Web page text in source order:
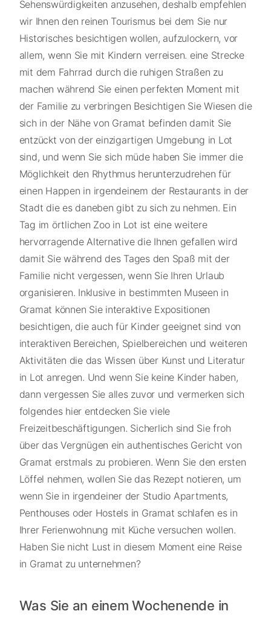
Sehenswürdigkeiten anzusehen, deshalb empfehlen
wir Ihnen den reinen Tourismus bei dem Sie nur
Historisches besichtigen wollen, aufzulockern, vor
allem, wenn Sie mit Kindern verreisen. eine Strecke
mit dem Fahrrad durch die ruhigen Straßen zu
machen während Sie einen perfekten Moment mit
der Familie zu verbringen Besichtigen Sie Wiesen die
sich in der Nähe von Gramat befinden damit Sie
entzückt von der einzigartigen Umgebung in Lot
sind, und wenn Sie sich müde haben Sie immer die
Möglichkeit den Rhythmus herunterzudrehen für
einen Happen in irgendeinem der Restaurants in der
Stadt die es daneben gibt zu sich zu nehmen. Ein
Tag im örtlichen Zoo in Lot ist eine weitere
hervorragende Alternative die Ihnen gefallen wird
damit Sie während des Tages den Spaß mit der
Familie nicht vergessen, wenn Sie Ihren Urlaub
organisieren. Inklusive in bestimmten Museen in
Gramat können Sie interaktive Expositionen
besichtigen, die auch für Kinder geeignet sind von
interaktiven Bereichen, Spielbereichen und weiteren
Aktivitäten die das Wissen über Kunst und Literatur
in Lot anregen. Und wenn Sie keine Kinder haben,
dann vergessen Sie alles zuvor und vermerken sich
folgendes hier entdecken Sie viele
Freizeitbeschäftigungen. Sicherlich sind Sie froh
über das Vergnügen ein authentisches Gericht von
Gramat erstmals zu probieren. Wenn Sie den ersten
Löffel nehmen, wollen Sie das Rezept notieren, um
wenn Sie in irgendeiner der Studio Apartments,
Penthouses oder Hostels in Gramat schlafen es in
Ihrer Ferienwohnung mit Küche versuchen wollen.
Haben Sie nicht Lust in diesem Moment eine Reise
in Gramat zu unternehmen?
Was Sie an einem Wochenende in